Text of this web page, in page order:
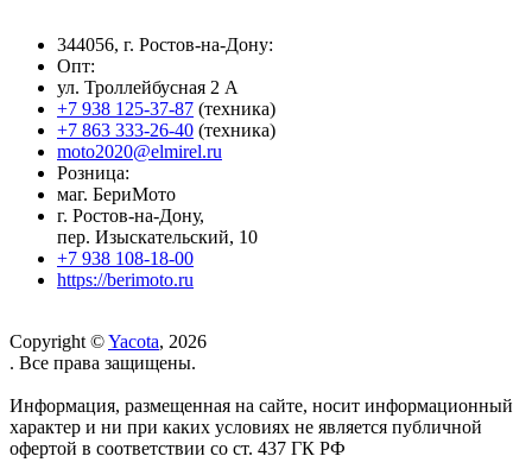
344056, г. Ростов-на-Дону:
Опт:
ул. Троллейбусная 2 А
+7 938 125-37-87 (техника)
+7 863 333-26-40 (техника)
moto2020@elmirel.ru
Розница:
маг. БериМото
г. Ростов-на-Дону,
пер. Изыскательский, 10
+7 938 108-18-00
https://berimoto.ru
Copyright ©Yacota, 2026
. Все права защищены.
Информация, размещенная на сайте, носит информационный
характер и ни при каких условиях не является публичной
офертой в соответствии со ст. 437 ГК РФ